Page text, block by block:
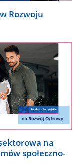
Rozwoju
na
społeczno-